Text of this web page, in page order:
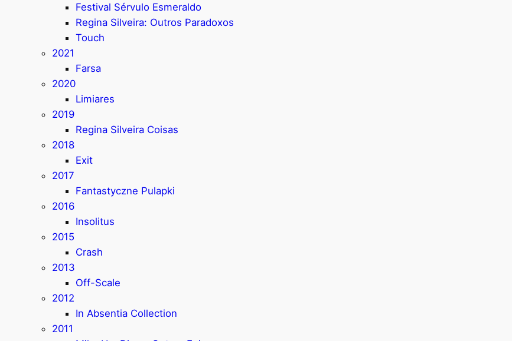
Festival Sérvulo Esmeraldo
Regina Silveira: Outros Paradoxos
Touch
2021
Farsa
2020
Limiares
2019
Regina Silveira Coisas
2018
Exit
2017
Fantastyczne Pulapki
2016
Insolitus
2015
Crash
2013
Off-Scale
2012
In Absentia Collection
2011